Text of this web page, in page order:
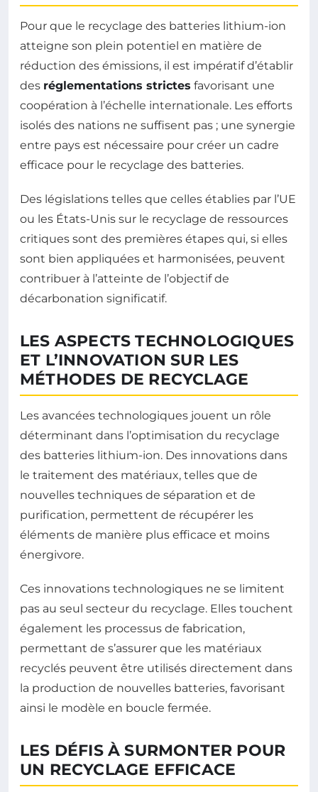
Pour que le recyclage des batteries lithium-ion
atteigne son plein potentiel en matière de
réduction des émissions, il est impératif d’établir
des réglementations strictes favorisant une
coopération à l’échelle internationale. Les efforts
isolés des nations ne suffisent pas ; une synergie
entre pays est nécessaire pour créer un cadre
efficace pour le recyclage des batteries.
Des législations telles que celles établies par l’UE
ou les États-Unis sur le recyclage de ressources
critiques sont des premières étapes qui, si elles
sont bien appliquées et harmonisées, peuvent
contribuer à l’atteinte de l’objectif de
décarbonation significatif.
LES ASPECTS TECHNOLOGIQUES
ET L’INNOVATION SUR LES
MÉTHODES DE RECYCLAGE
Les avancées technologiques jouent un rôle
déterminant dans l’optimisation du recyclage
des batteries lithium-ion. Des innovations dans
le traitement des matériaux, telles que de
nouvelles techniques de séparation et de
purification, permettent de récupérer les
éléments de manière plus efficace et moins
énergivore.
Ces innovations technologiques ne se limitent
pas au seul secteur du recyclage. Elles touchent
également les processus de fabrication,
permettant de s’assurer que les matériaux
recyclés peuvent être utilisés directement dans
la production de nouvelles batteries, favorisant
ainsi le modèle en boucle fermée.
LES DÉFIS À SURMONTER POUR
UN RECYCLAGE EFFICACE